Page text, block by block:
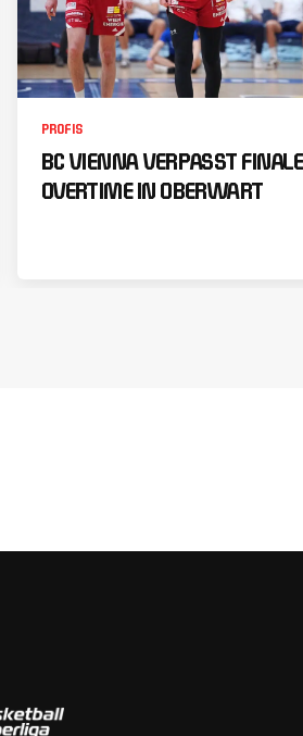
PROFIS
BC VIENNA VERPASST
OVERTIME IN OBERWART